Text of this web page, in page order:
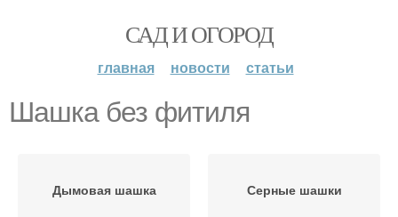
САД И ОГОРОД
главная новости статьи
Шашка без фитиля
Дымовая шашка Серные шашки